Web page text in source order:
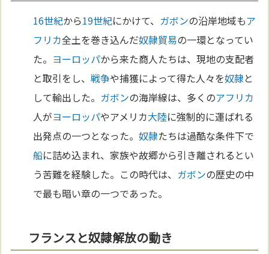
16世紀から19世紀にかけて、 ガボンの沿岸地域もア
フリカ全土を巻き込んだ奴隷貿易の一環となってい
た。 ヨーロッパから来た商人たちは、現地の支配者
と取引をし、戦争や捕獲によって得た人々を奴隷と
して輸出した。 ガボンの海岸線は、多くのアフリカ
人がヨーロッパやアメリカ大陸に強制的に運ばれる
出発点の一つとなった。奴隷たちは過酷な条件下で
船に詰め込まれ、家族や故郷から引き離されるとい
う苦難を経験した。この時代は、 ガボンの歴史の中
で最も暗い章の一つであった。
フランスと奴隷解放の動き